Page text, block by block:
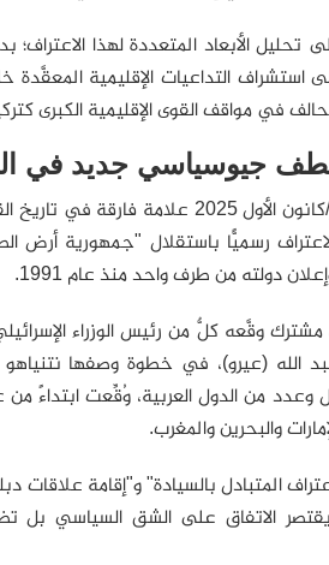
الأبعاد المتعددة لهذا الاعتراف؛
استشراف التداعيات الإقليمية
في مواقف القوى الإقليمية الكبرى
جيوسياسي جديد في
يمثِّل يوم 26 ديسمبر/كانون
رسميًّا باستقلال "جمهورية أرض
دولته من طرف واحد منذ عام 1991.
مشترك وقَّعه كلٌّ من رئيس الوزراء
والبحرين والمغرب.
المتبادل بالسيادة" و"إقامة
الاتفاق على الشق السياسي بل